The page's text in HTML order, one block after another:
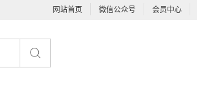
网站首页 微信公众号 会员中心